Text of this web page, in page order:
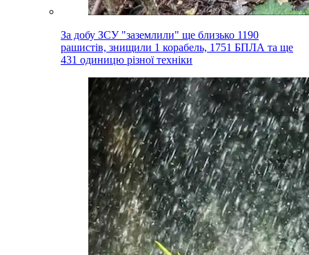
За добу ЗСУ "заземлили" ще близько 1190
рашистів, знищили 1 корабель, 1751 БПЛА та ще
431 одиницю різної техніки